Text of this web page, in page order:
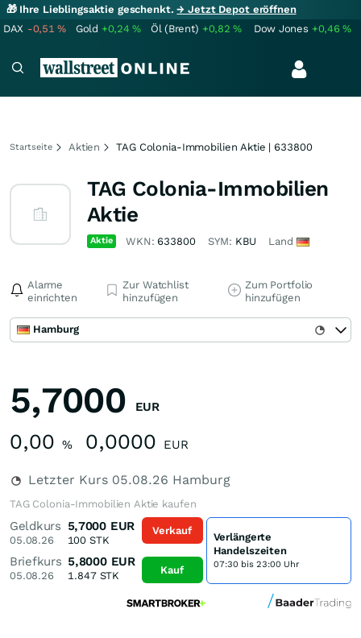
🎁 Ihre Lieblingsaktie geschenkt.→ Jetzt Depot eröffnen
DAX -0,51% Gold +0,24% Öl (Brent) +0,82% Dow Jones +0,46%
Startseite Aktien TAG Colonia-Immobilien Aktie | 633800
TAG Colonia-Immobilien
Aktie
Aktie WKN: 633800 SYM: KBU Land
Alarme
einrichten
Zur Watchlist
hinzufügen
Zum Portfolio
hinzufügen
Hamburg
5,7000 EUR
0,00 % 0,0000 EUR
Letzter Kurs 05.08.26 Hamburg
TAG Colonia-Immobilien Aktie kaufen
Geldkurs
05.08.26
5,7000 EUR
100 STK
Briefkurs
05.08.26
5,8000 EUR
1.847STK
Verkauf
Kauf
Verlängerte
Handelszeiten
07:30 bis 23:00 Uhr